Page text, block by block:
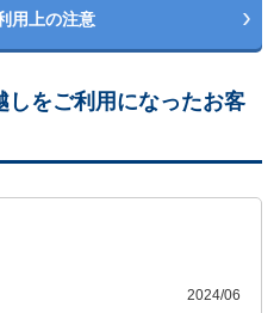
用上の注意
しをご利用になったお客
2024/06